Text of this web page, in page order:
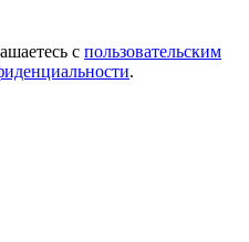
с пользовательским
.